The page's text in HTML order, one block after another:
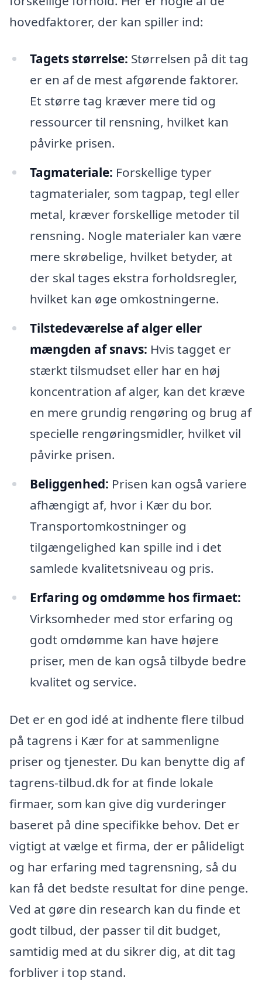
hovedfaktorer, der kan spiller ind:
Tagets størrelse: Størrelsen på dit tag
er en af de mest afgørende faktorer.
Et større tag kræver mere tid og
ressourcer til rensning, hvilket kan
påvirke prisen.
Tagmateriale: Forskellige typer
tagmaterialer, som tagpap, tegl eller
metal, kræver forskellige metoder til
rensning. Nogle materialer kan være
mere skrøbelige, hvilket betyder, at
der skal tages ekstra forholdsregler,
hvilket kan øge omkostningerne.
Tilstedeværelse af alger eller
mængden af snavs: Hvis tagget er
stærkt tilsmudset eller har en høj
koncentration af alger, kan det kræve
en mere grundig rengøring og brug af
specielle rengøringsmidler, hvilket vil
påvirke prisen.
Beliggenhed: Prisen kan også variere
afhængigt af, hvor i Kær du bor.
Transportomkostninger og
tilgængelighed kan spille ind i det
samlede kvalitetsniveau og pris.
Erfaring og omdømme hos firmaet:
Virksomheder med stor erfaring og
godt omdømme kan have højere
priser, men de kan også tilbyde bedre
kvalitet og service.
Det er en god idé at indhente flere tilbud
på tagrens i Kær for at sammenligne
priser og tjenester. Du kan benytte dig af
tagrens-tilbud.dk for at finde lokale
firmaer, som kan give dig vurderinger
baseret på dine specifikke behov. Det er
vigtigt at vælge et firma, der er pålideligt
og har erfaring med tagrensning, så du
kan få det bedste resultat for dine penge.
Ved at gøre din research kan du finde et
godt tilbud, der passer til dit budget,
samtidig med at du sikrer dig, at dit tag
forbliver i top stand.